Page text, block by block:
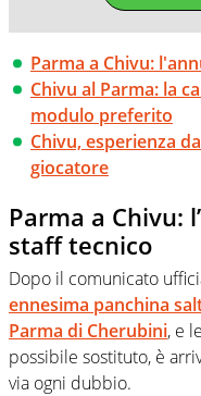
Parma a Chivu:
Chivu al Parma: la
modulo preferito
Chivu, esperienza
giocatore
Parma a Chivu:
staff tecnico
Dopo il comunicato
ennesima panchina
Parma di Cherubini, e
possibile sostituto, è
via ogni dubbio.